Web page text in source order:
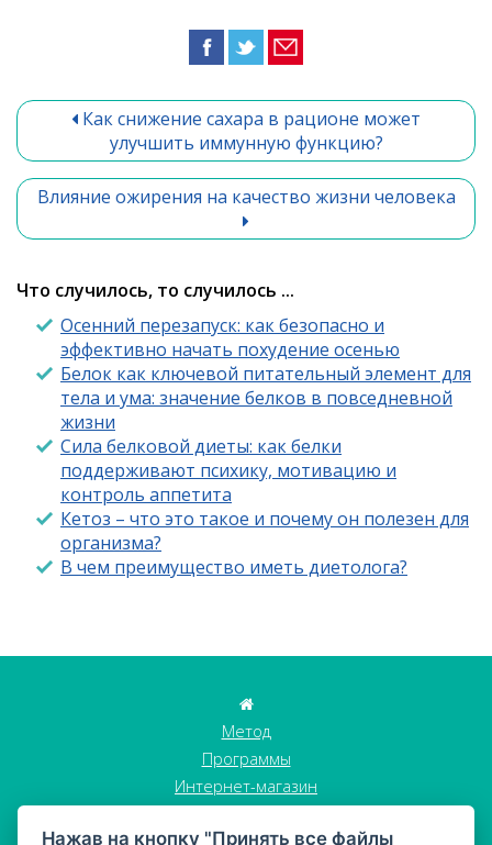
Как снижение сахара в рационе может
улучшить иммунную функцию?
Влияние ожирения на качество жизни человека
Что случилось, то случилось ...
Осенний перезапуск: как безопасно и
эффективно начать похудение осенью
Белок как ключевой питательный элемент для
тела и ума: значение белков в повседневной
жизни
Сила белковой диеты: как белки
поддерживают психику, мотивацию и
контроль аппетита
Кетоз – что это такое и почему он полезен для
организма?
В чем преимущество иметь диетолога?
Метод
Программы
Интернет-магазин
Нажав на кнопку "Принять все файлы